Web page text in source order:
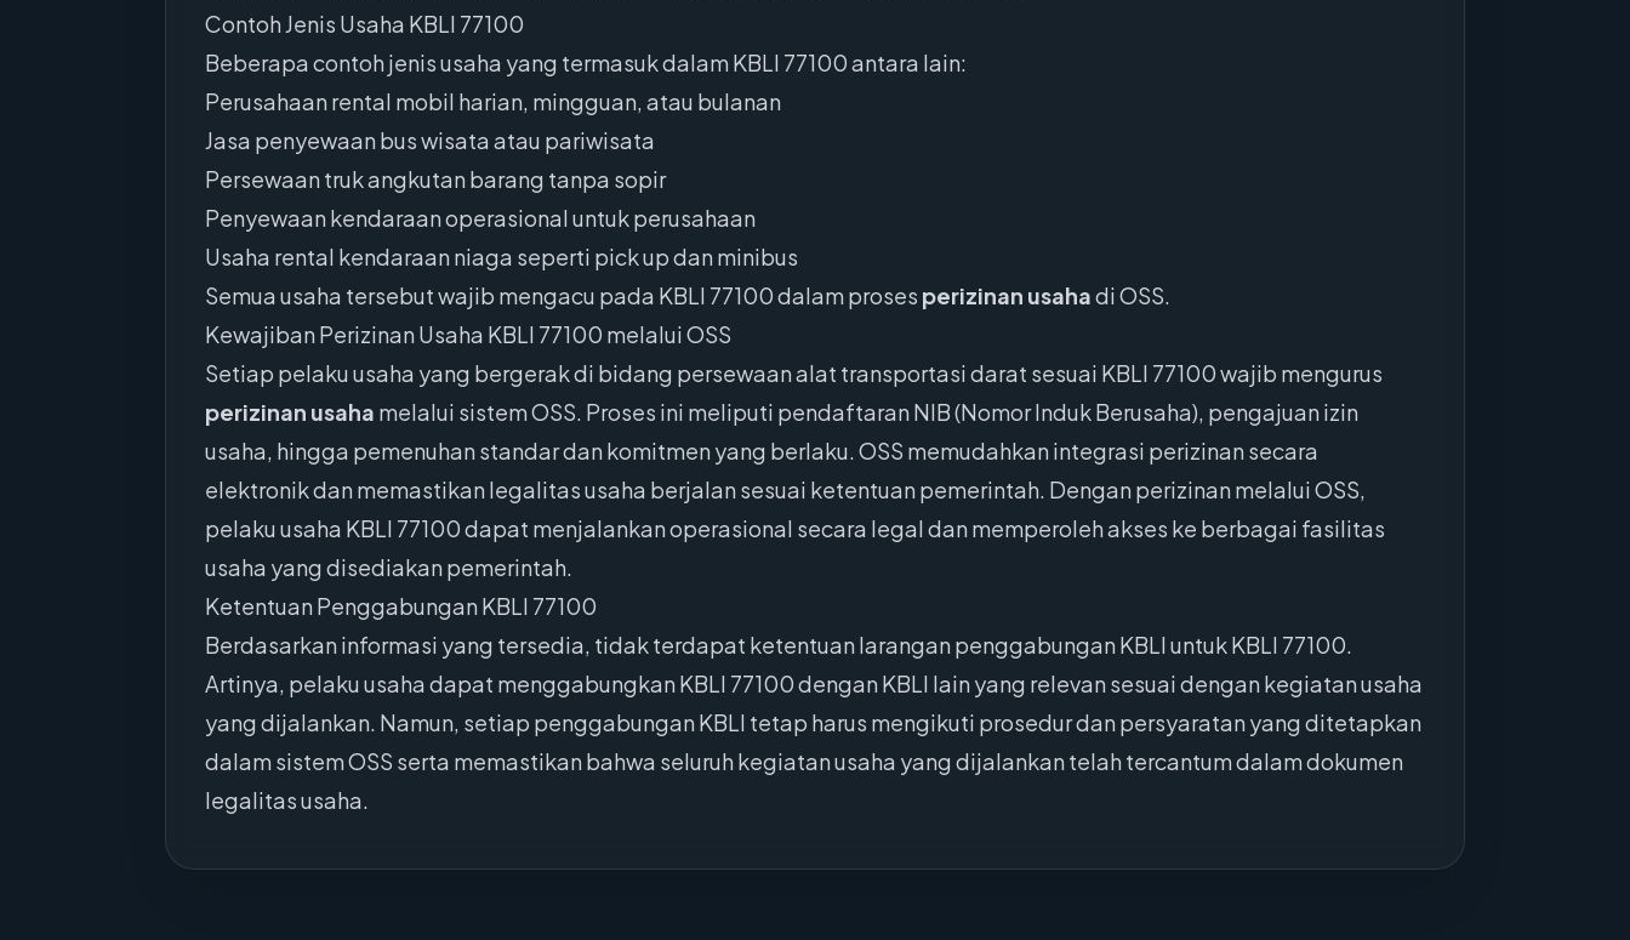
Contoh Jenis Usaha KBLI 77100
Beberapa contoh jenis usaha yang termasuk dalam KBLI 77100 antara lain:
Perusahaan rental mobil harian, mingguan, atau bulanan
Jasa penyewaan bus wisata atau pariwisata
Persewaan truk angkutan barang tanpa sopir
Penyewaan kendaraan operasional untuk perusahaan
Usaha rental kendaraan niaga seperti pick up dan minibus
Semua usaha tersebut wajib mengacu pada KBLI 77100 dalam proses perizinan usahadi OSS.
Kewajiban Perizinan Usaha KBLI 77100 melalui OSS
Setiap pelaku usaha yang bergerak di bidang persewaan alat transportasi darat sesuai KBLI 77100 wajib mengurus
perizinan usaha melalui sistem OSS. Proses ini meliputi pendaftaran NIB (Nomor Induk Berusaha), pengajuan izin
usaha, hingga pemenuhan standar dan komitmen yang berlaku. OSS memudahkan integrasi perizinan secara
elektronik dan memastikan legalitas usaha berjalan sesuai ketentuan pemerintah. Dengan perizinan melalui OSS,
pelaku usaha KBLI 77100 dapat menjalankan operasional secara legal dan memperoleh akses ke berbagai fasilitas
usaha yang disediakan pemerintah.
Ketentuan Penggabungan KBLI 77100
Berdasarkan informasi yang tersedia, tidak terdapat ketentuan larangan penggabungan KBLI untuk KBLI 77100.
Artinya, pelaku usaha dapat menggabungkan KBLI 77100 dengan KBLI lain yang relevan sesuai dengan kegiatan usaha
yang dijalankan. Namun, setiap penggabungan KBLI tetap harus mengikuti prosedur dan persyaratan yang ditetapkan
dalam sistem OSS serta memastikan bahwa seluruh kegiatan usaha yang dijalankan telah tercantum dalam dokumen
legalitas usaha.